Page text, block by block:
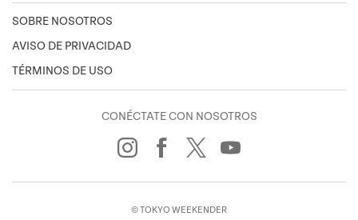
SOBRE NOSOTROS
AVISO DE PRIVACIDAD
TÉRMINOS DE USO
CONÉCTATE CON NOSOTROS
© TOKYO WEEKENDER